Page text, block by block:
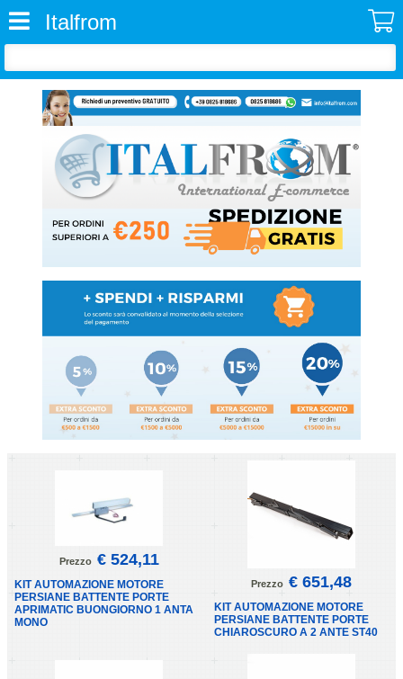
Italfrom
Prezzo € 524,11
KIT AUTOMAZIONE MOTORE
PERSIANE BATTENTE PORTE
APRIMATIC BUONGIORNO 1 ANTA
MONO
Prezzo € 651,48
KIT AUTOMAZIONE MOTORE
PERSIANE BATTENTE PORTE
CHIAROSCURO A 2 ANTE ST40